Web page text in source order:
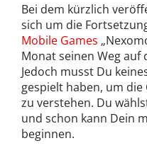
Bei dem kürzlich
sich um die
Mobile Games
Monat seinen Weg auf
Jedoch musst Du
gespielt haben, um
zu verstehen. Du
und schon kann Dein
beginnen.